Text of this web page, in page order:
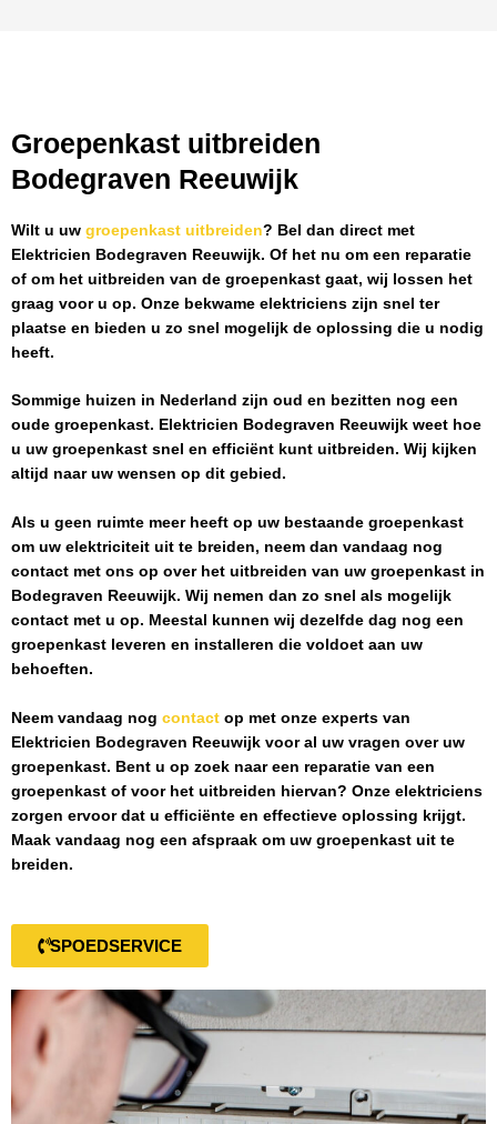
Groepenkast uitbreiden
Bodegraven Reeuwijk
Wilt u uw groepenkast uitbreiden? Bel dan direct met
Elektricien Bodegraven Reeuwijk. Of het nu om een reparatie
of om het uitbreiden van de groepenkast gaat, wij lossen het
graag voor u op. Onze bekwame elektriciens zijn snel ter
plaatse en bieden u zo snel mogelijk de oplossing die u nodig
heeft.
Sommige huizen in Nederland zijn oud en bezitten nog een
oude groepenkast. Elektricien Bodegraven Reeuwijk weet hoe
u uw groepenkast snel en efficiënt kunt uitbreiden. Wij kijken
altijd naar uw wensen op dit gebied.
Als u geen ruimte meer heeft op uw bestaande groepenkast
om uw elektriciteit uit te breiden, neem dan vandaag nog
contact met ons op over het uitbreiden van uw groepenkast in
Bodegraven Reeuwijk. Wij nemen dan zo snel als mogelijk
contact met u op. Meestal kunnen wij dezelfde dag nog een
groepenkast leveren en installeren die voldoet aan uw
behoeften.
Neem vandaag nog contact op met onze experts van
Elektricien Bodegraven Reeuwijk voor al uw vragen over uw
groepenkast. Bent u op zoek naar een reparatie van een
groepenkast of voor het uitbreiden hiervan? Onze elektriciens
zorgen ervoor dat u efficiënte en effectieve oplossing krijgt.
Maak vandaag nog een afspraak om uw groepenkast uit te
breiden.
SPOEDSERVICE